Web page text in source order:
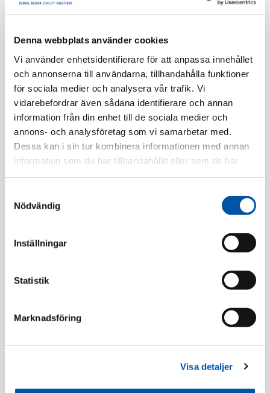
Denna webbplats använder cookies
Vi använder enhetsidentifierare för att anpassa innehållet
och annonserna till användarna, tillhandahålla funktioner
för sociala medier och analysera vår trafik. Vi
vidarebefordrar även sådana identifierare och annan
information från din enhet till de sociala medier och
annons- och analysföretag som vi samarbetar med.
Dessa kan i sin tur kombinera informationen med annan
information som du har tillhandahållit eller som de har
Nödvändig
Inställningar
Statistik
Marknadsföring
Visa detaljer
SCHNEIDER
Artnr:
1831194
EAN-kod:
7393992020198
Tillv. Artnr:
WDE011150
Finns i lager
Registrera dig